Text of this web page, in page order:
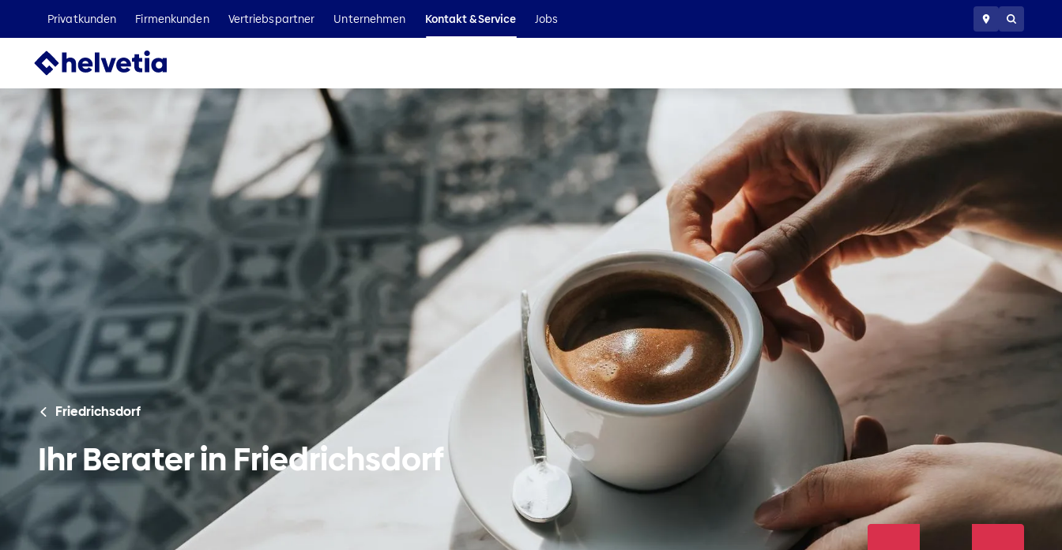
Wir sind Teil der Helvetia Baloise Gruppe
Privatkunden Firmenkunden Vertriebspartner Unternehmen Kontakt & Service Jobs
Friedrichsdorf
Ihr Berater in Friedrichsdorf